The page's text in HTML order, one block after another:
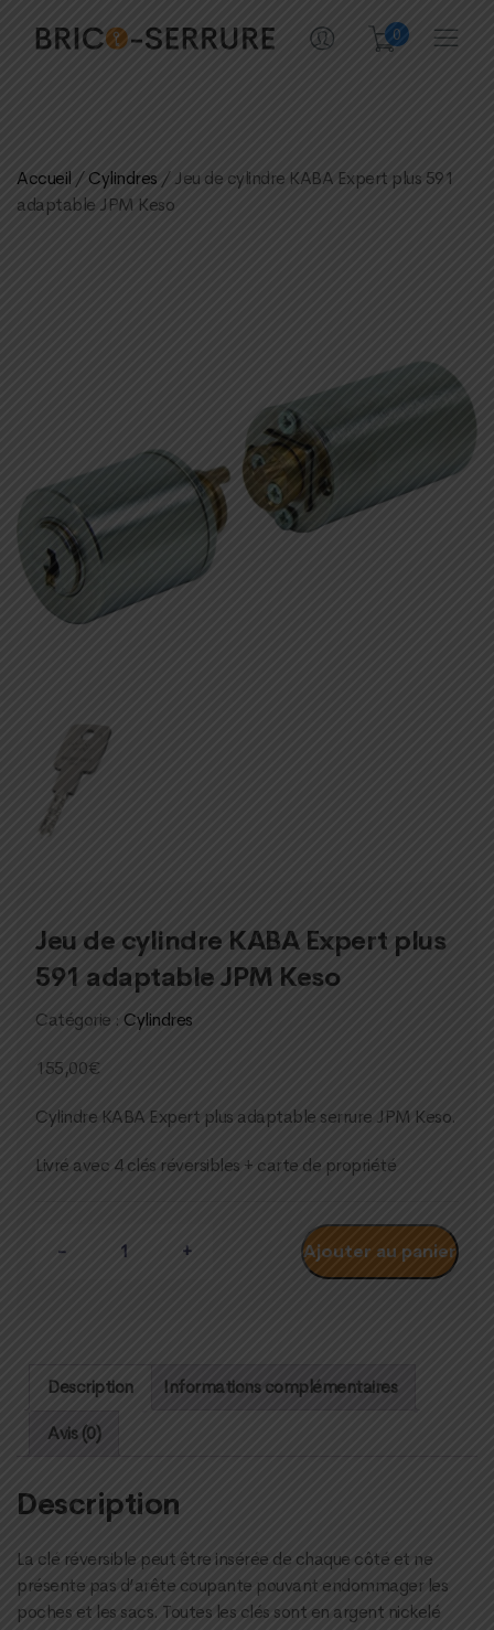
0
Accueil /Cylindres / Jeu de cylindre KABA Expert plus 591
adaptable JPM Keso
Jeu de cylindre KABA Expert plus
591 adaptable JPM Keso
Catégorie : Cylindres
155,00€
Cylindre KABA Expert plus adaptable serrure JPM Keso.
Livré avec 4 clés réversibles + carte de propriété
Quantité Ajouter au panier
Description
Informations complémentaires
Avis (0)
Description
La clé réversible peut être insérée de chaque côté et ne
présente pas d’arête coupante pouvant endommager les
poches et les sacs. Toutes les clés sont en argent nickelé